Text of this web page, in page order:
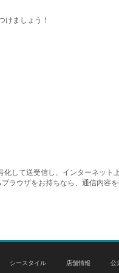
けましょう！
して送受信し、インターネッ
ラウザをお持ちなら、通信内
シースタイル 店舗情報 公